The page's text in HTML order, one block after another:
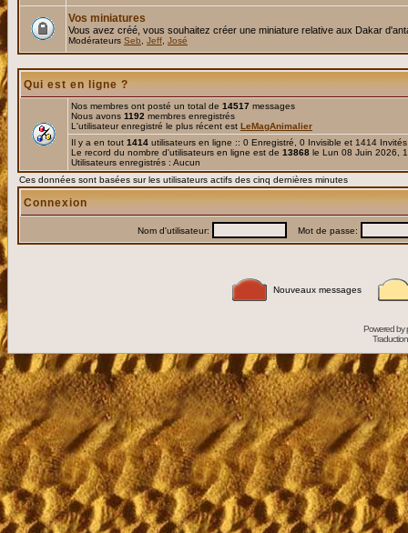
Vos miniatures
Vous avez créé, vous souhaitez créer une miniature relative aux Dakar
Modérateurs Seb Jeff José
Qui est en ligne ?
Nos membres ont posté un total de 14517 messages
Nous avons 1192 membres enregistrés
L'utilisateur enregistré le plus récent est LeMagAnimalier
Il y a en tout 1414 utilisateurs en ligne :: 0 Enregistré, 0 Invisible et 1414
Le record du nombre d'utilisateurs en ligne est de 13868 le Lun 08 Juin 2026,
Utilisateurs enregistrés : Aucun
Ces données sont basées sur les utilisateurs actifs des cinq dernières minutes
Connexion
Nom d'utilisateur: Mot de passe:
Nouveaux messages
Powered by